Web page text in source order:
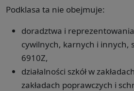
Podklasa ta nie obejmuje:
doradztwa i
cywilnych, karnych i innych,
6910Z,
działalności szkół w
zakładach poprawczych i